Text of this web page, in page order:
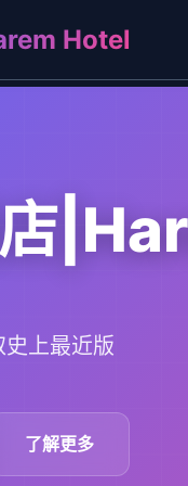
Hotel
上最近版
了解更多